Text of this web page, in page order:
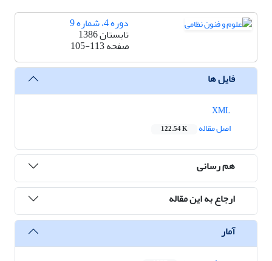
دوره 4، شماره 9
تابستان 1386
صفحه105-113
فایل ها
اصل مقاله
122.54 K
هم رسانی
ارجاع به این مقاله
آمار